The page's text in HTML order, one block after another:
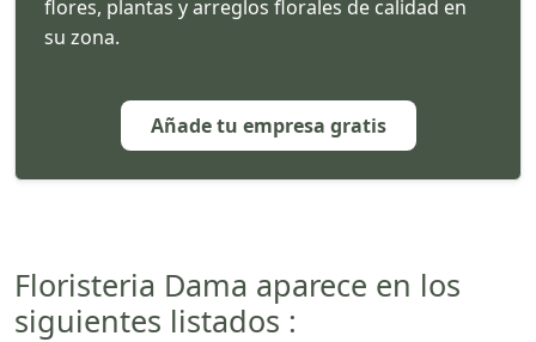
flores, plantas y arreglos florales de calidad en
su zona.
Añade tu empresa gratis
Floristeria Dama aparece en los
siguientes listados :